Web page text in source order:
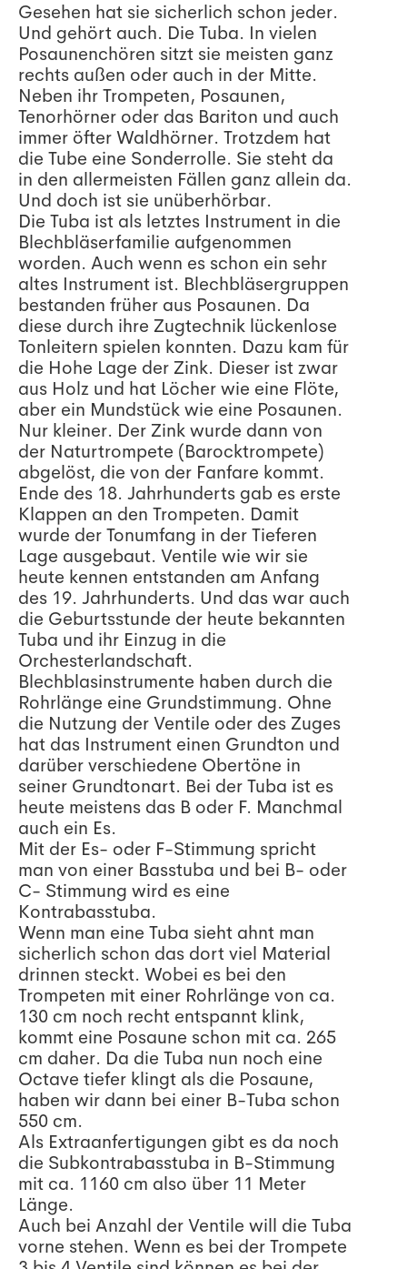
Gesehen hat sie sicherlich schon jeder.
Und gehört auch. Die Tuba. In vielen
Posaunenchören sitzt sie meisten ganz
rechts außen oder auch in der Mitte.
Neben ihr Trompeten, Posaunen,
Tenorhörner oder das Bariton und auch
immer öfter Waldhörner. Trotzdem hat
die Tube eine Sonderrolle. Sie steht da
in den allermeisten Fällen ganz allein da.
Und doch ist sie unüberhörbar.
Die Tuba ist als letztes Instrument in die
Blechbläserfamilie aufgenommen
worden. Auch wenn es schon ein sehr
altes Instrument ist. Blechbläsergruppen
bestanden früher aus Posaunen. Da
diese durch ihre Zugtechnik lückenlose
Tonleitern spielen konnten. Dazu kam für
die Hohe Lage der Zink. Dieser ist zwar
aus Holz und hat Löcher wie eine Flöte,
aber ein Mundstück wie eine Posaunen.
Nur kleiner. Der Zink wurde dann von
der Naturtrompete (Barocktrompete)
abgelöst, die von der Fanfare kommt.
Ende des 18. Jahrhunderts gab es erste
Klappen an den Trompeten. Damit
wurde der Tonumfang in der Tieferen
Lage ausgebaut. Ventile wie wir sie
heute kennen entstanden am Anfang
des 19. Jahrhunderts. Und das war auch
die Geburtsstunde der heute bekannten
Tuba und ihr Einzug in die
Orchesterlandschaft.
Blechblasinstrumente haben durch die
Rohrlänge eine Grundstimmung. Ohne
die Nutzung der Ventile oder des Zuges
hat das Instrument einen Grundton und
darüber verschiedene Obertöne in
seiner Grundtonart. Bei der Tuba ist es
heute meistens das B oder F. Manchmal
auch ein Es.
Mit der Es- oder F-Stimmung spricht
man von einer Basstuba und bei B- oder
C- Stimmung wird es eine
Kontrabasstuba.
Wenn man eine Tuba sieht ahnt man
sicherlich schon das dort viel Material
drinnen steckt. Wobei es bei den
Trompeten mit einer Rohrlänge von ca.
130 cm noch recht entspannt klink,
kommt eine Posaune schon mit ca. 265
cm daher. Da die Tuba nun noch eine
Octave tiefer klingt als die Posaune,
haben wir dann bei einer B-Tuba schon
550 cm.
Als Extraanfertigungen gibt es da noch
die Subkontrabasstuba in B-Stimmung
mit ca. 1160 cm also über 11 Meter
Länge.
Auch bei Anzahl der Ventile will die Tuba
vorne stehen. Wenn es bei der Trompete